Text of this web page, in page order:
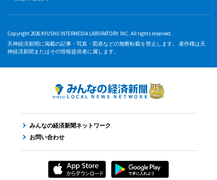
Copyright 2026 KYUSHU INTERMEDIA LABORATORY. INC. All rights reserved.
天神経済新聞に掲載の記事・写真・図表などの無断転載を禁止します。 著作権は天
神経済新聞またはその情報提供者に属します。
みんなの経済新聞ネットワーク
お問い合わせ